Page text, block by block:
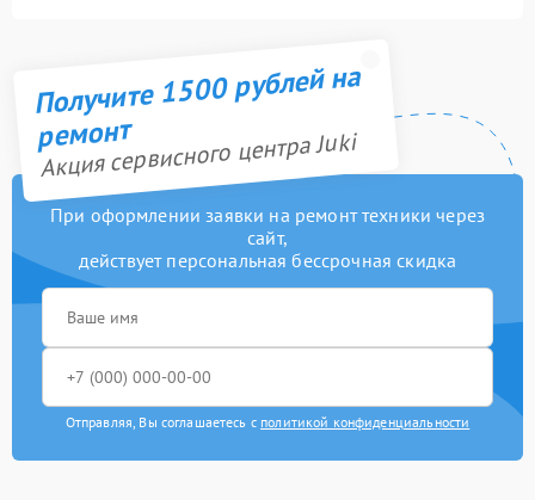
Получите 1500 рублей на
ремонт
Акция сервисного центра Juki
При оформлении заявки на ремонт техники через
сайт,
действует персональная бессрочная скидка
Отправляя, Вы соглашаетесь с политикой конфиденциальности